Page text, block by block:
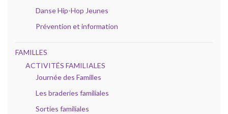
Danse Hip-Hop Jeunes
Prévention et information
FAMILLES
ACTIVITÉS FAMILIALES
Journée des Familles
Les braderies familiales
Sorties familiales